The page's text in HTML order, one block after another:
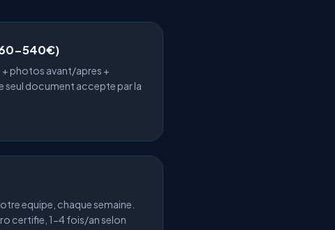
540€)
photos avant/apres +
seul document accepte par la
equipe, chaque semaine.
certifie, 1-4 fois/an selon